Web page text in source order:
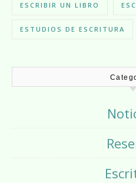
ESCRIBIR UN LIBRO
ESTUDIOS DE ESCRITURA